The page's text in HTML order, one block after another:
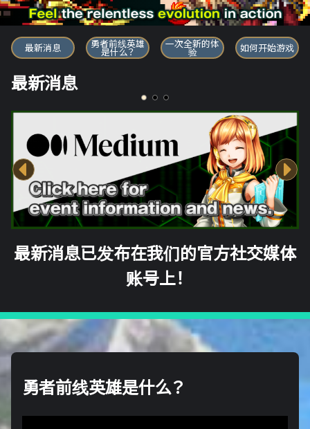
勇者前线英雄
最新消息 勇者前线英雄
是什么？
一次全新的体
验 如何开始游戏
最新消息
最新消息已发布在我们的官方社交媒体
账号上！
勇者前线英雄是什么？